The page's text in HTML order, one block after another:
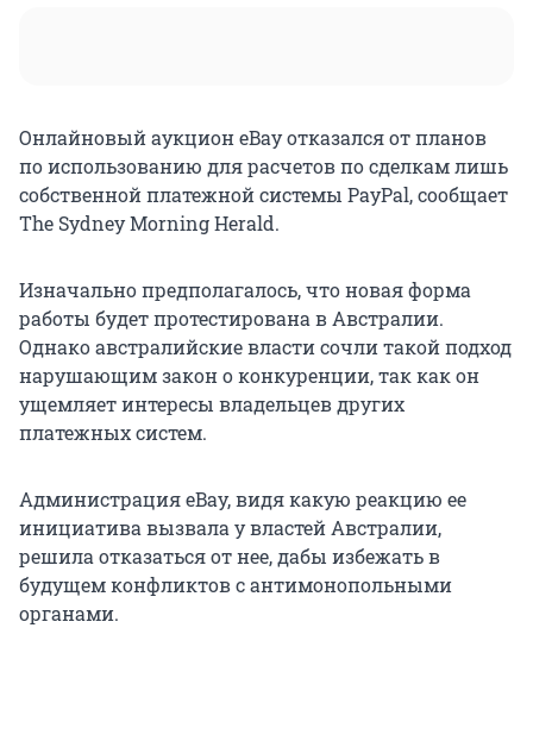
Онлайновый аукцион eBay отказался от планов
по использованию для расчетов по сделкам лишь
собственной платежной системы PayPal, сообщает
The Sydney Morning Herald.
Изначально предполагалось, что новая форма
работы будет протестирована в Австралии.
Однако австралийские власти сочли такой подход
нарушающим закон о конкуренции, так как он
ущемляет интересы владельцев других
платежных систем.
Администрация eBay, видя какую реакцию ее
инициатива вызвала у властей Австралии,
решила отказаться от нее, дабы избежать в
будущем конфликтов с антимонопольными
органами.